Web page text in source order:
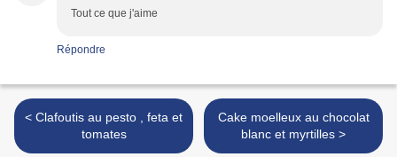
Tout ce que j'aime
Répondre
< Clafoutis au pesto , feta et
tomates
Cake moelleux au chocolat
blanc et myrtilles >